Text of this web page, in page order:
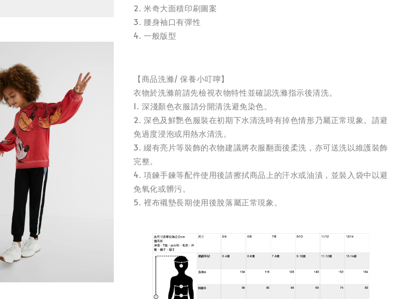
2. 米奇大面積印刷圖案
3. 腰身袖口有彈性
4. 一般版型
【商品洗滌/ 保養小叮嚀】
衣物於洗滌前請先檢視衣物特性並確認洗滌指示後清洗。
1. 深淺顏色衣服請分開清洗避免染色。
2. 深色及鮮艷色服裝在初期下水清洗時有掉色情形乃屬正常現象。請避
免過度浸泡或用熱水清洗。
3. 綴有亮片等裝飾的衣物建議將衣服翻面後柔洗，亦可送洗以維護裝飾
完整。
4. 項鍊手鍊等配件使用後請擦拭商品上的汗水或油漬，並裝入袋中以避
免氧化或髒污。
5. 裡布襯墊長期使用後脫落屬正常現象。